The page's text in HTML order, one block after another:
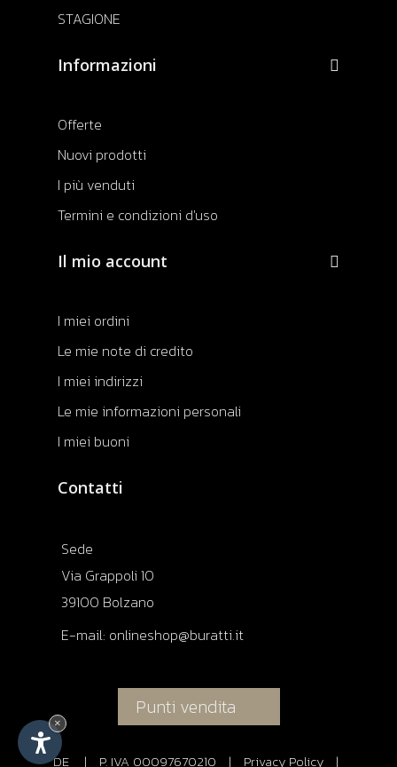
STAGIONE
Informazioni
Offerte
Nuovi prodotti
I più venduti
Termini e condizioni d'uso
Il mio account
I miei ordini
Le mie note di credito
I miei indirizzi
Le mie informazioni personali
I miei buoni
Contatti
Sede
Via Grappoli 10
39100 Bolzano
E-mail: onlineshop@buratti.it
Punti vendita
DE | P. IVA 00097670210 | Privacy Policy |
×